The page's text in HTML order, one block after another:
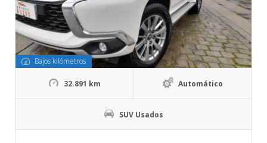
Bajos kilómetros
32.891 km Automático
SUV Usados